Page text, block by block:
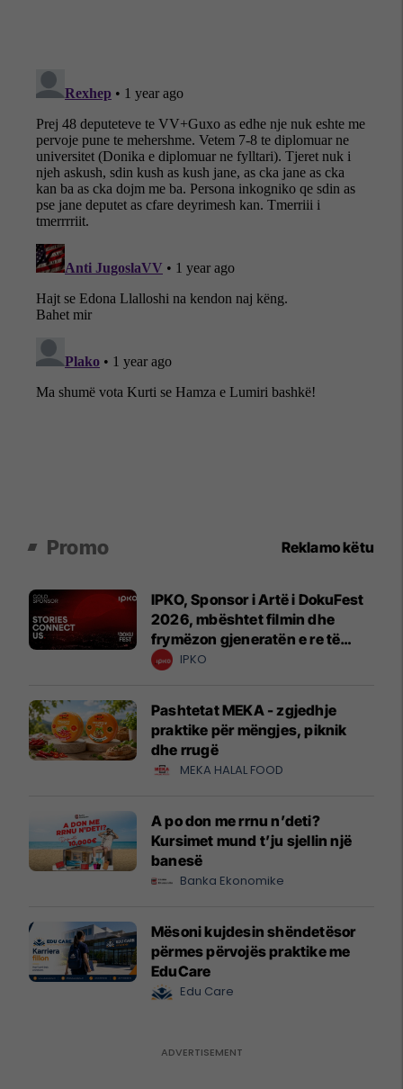
Promo Reklamo këtu
IPKO, Sponsor i Artë i DokuFest
2026, mbështet filmin dhe
frymëzon gjeneratën e re të
krijuesve
IPKO
Pashtetat MEKA - zgjedhje
praktike për mëngjes, piknik
dhe rrugë
MEKA HALAL FOOD
A po don me rrnu n’deti?
Kursimet mund t’ju sjellin një
banesë
Banka Ekonomike
Mësoni kujdesin shëndetësor
përmes përvojës praktike me
EduCare
Edu Care